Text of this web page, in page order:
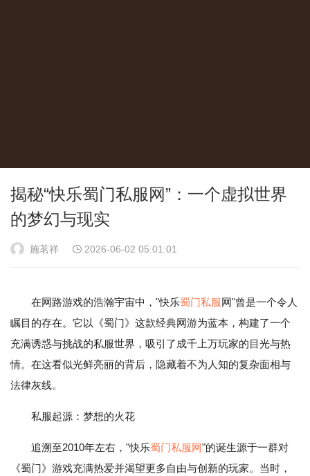
揭秘“快乐蜀门私服网”：一个虚拟世界
的梦幻与现实
施茗祥 2026-06-02 05:01:01
在网路游戏的浩瀚宇宙中，"快乐蜀门私服网"曾是一个令人
瞩目的存在。它以《蜀门》这款经典网游为蓝本，构建了一个
充满诱惑与挑战的私服世界，吸引了成千上万玩家的目光与热
情。在这看似光鲜亮丽的背后，隐藏着不为人知的复杂面相与
法律灰线。
私服起源：梦想的火花
追溯至2010年左右，"快乐蜀门私服网"的诞生源于一群对
《蜀门》游戏充满热爱并渴望更多自由与创新的玩家。当时，